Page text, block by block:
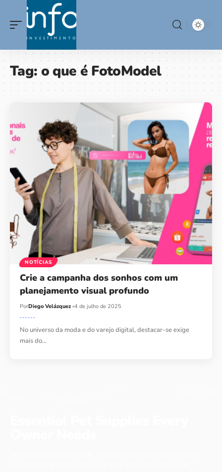
Tag:o que é FotoModel
NOTÍCIAS
Crie a campanha dos sonhos com um
planejamento visual profundo
PorDiego Velázquez 4 de julho de 2025
No universo da moda e do varejo digital, destacar-se exige
mais do…